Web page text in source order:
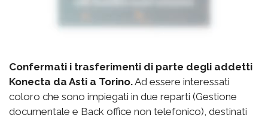
Confermati i trasferimenti di parte degli addetti
Konecta da Asti a Torino.Ad essere interessati
coloro che sono impiegati in due reparti (Gestione
documentale e Back office non telefonico), destinati